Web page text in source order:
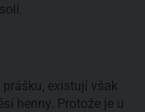
existují však
henny. Protože je u